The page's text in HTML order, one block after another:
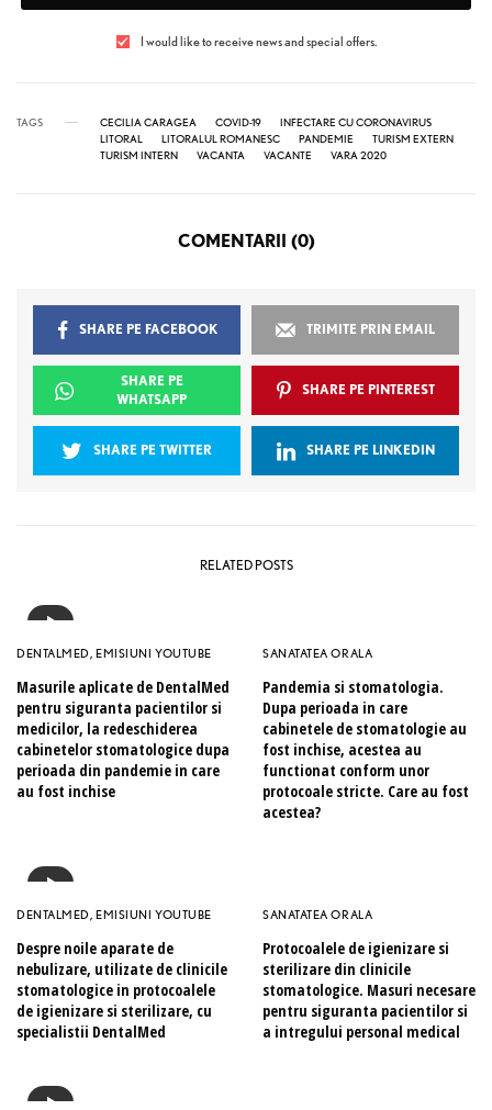
I would like to receive news and special offers.
TAGS CECILIA CARAGEA COVID-19
INFECTARE CU CORONAVIRUS
LITORAL
LITORALUL ROMANESC PANDEMIE
TURISM EXTERN
TURISM INTERN
VACANTA VACANTE VARA 2020
COMENTARII (0)
SHARE PE FACEBOOK TRIMITE PRIN EMAIL
SHARE PE
WHATSAPP
SHARE PE PINTEREST
SHARE PE TWITTER SHARE PE LINKEDIN
RELATED POSTS
DENTALMED,EMISIUNI YOUTUBE
Masurile aplicate de DentalMed
pentru siguranta pacientilor si
medicilor, la redeschiderea
cabinetelor stomatologice dupa
perioada din pandemie in care
au fost inchise
SANATATEA ORALA
Pandemia si stomatologia.
Dupa perioada in care
cabinetele de stomatologie au
fost inchise, acestea au
functionat conform unor
protocoale stricte. Care au fost
acestea?
DENTALMED,EMISIUNI YOUTUBE
Despre noile aparate de
nebulizare, utilizate de clinicile
stomatologice in protocoalele
de igienizare si sterilizare, cu
specialistii DentalMed
SANATATEA ORALA
Protocoalele de igienizare si
sterilizare din clinicile
stomatologice. Masuri necesare
pentru siguranta pacientilor si
a intregului personal medical